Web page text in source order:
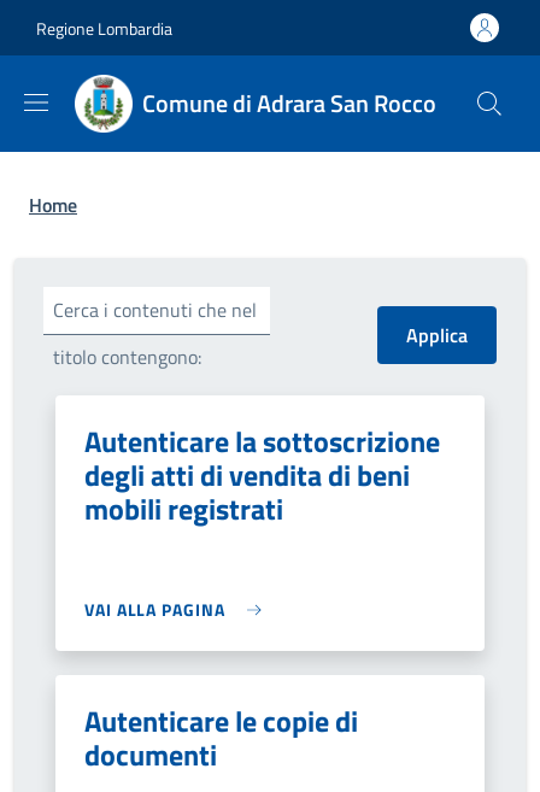
Regione Lombardia
Comune di Adrara San Rocco
Briciole di pane
Home
Cerca i contenuti che nel
titolo contengono:
Autenticare la sottoscrizione
degli atti di vendita di beni
mobili registrati
VAI ALLA PAGINA
Autenticare le copie di
documenti